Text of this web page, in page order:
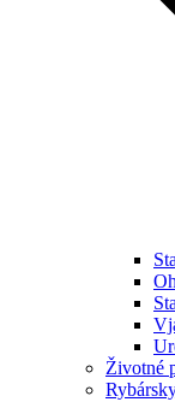
Životné